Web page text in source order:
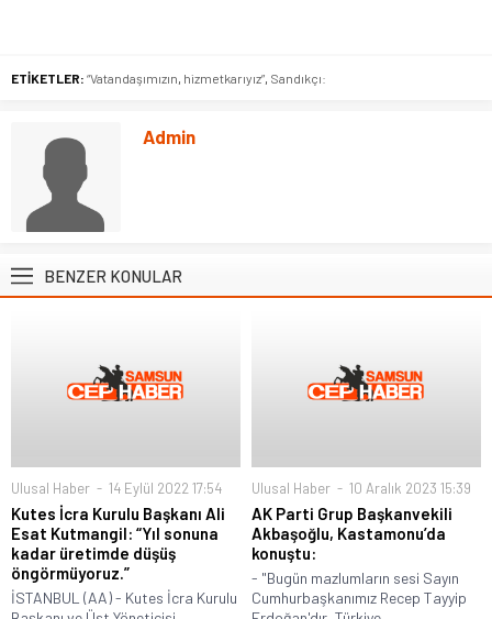
ETİKETLER: “Vatandaşımızın hizmetkarıyız” Sandıkçı:
Admin
BENZER KONULAR
Ulusal Haber 14 Eylül 2022 17:54
Kutes İcra Kurulu Başkanı Ali
Esat Kutmangil: “Yıl sonuna
kadar üretimde düşüş
öngörmüyoruz.”
İSTANBUL (AA) - Kutes İcra Kurulu
Ulusal Haber 10 Aralık 2023 15:39
AK Parti Grup Başkanvekili
Akbaşoğlu, Kastamonu’da
konuştu:
- "Bugün mazlumların sesi Sayın
Cumhurbaşkanımız Recep Tayyip